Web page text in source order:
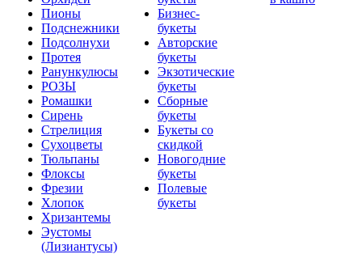
Пионы
Подснежники
Подсолнухи
Протея
Ранункулюсы
РОЗЫ
Ромашки
Сирень
Стрелиция
Сухоцветы
Тюльпаны
Флоксы
Фрезии
Хлопок
Хризантемы
Эустомы
(Лизиантусы)
Бизнес-
букеты
Авторские
букеты
Экзотические
букеты
Сборные
букеты
Букеты со
скидкой
Новогодние
букеты
Полевые
букеты